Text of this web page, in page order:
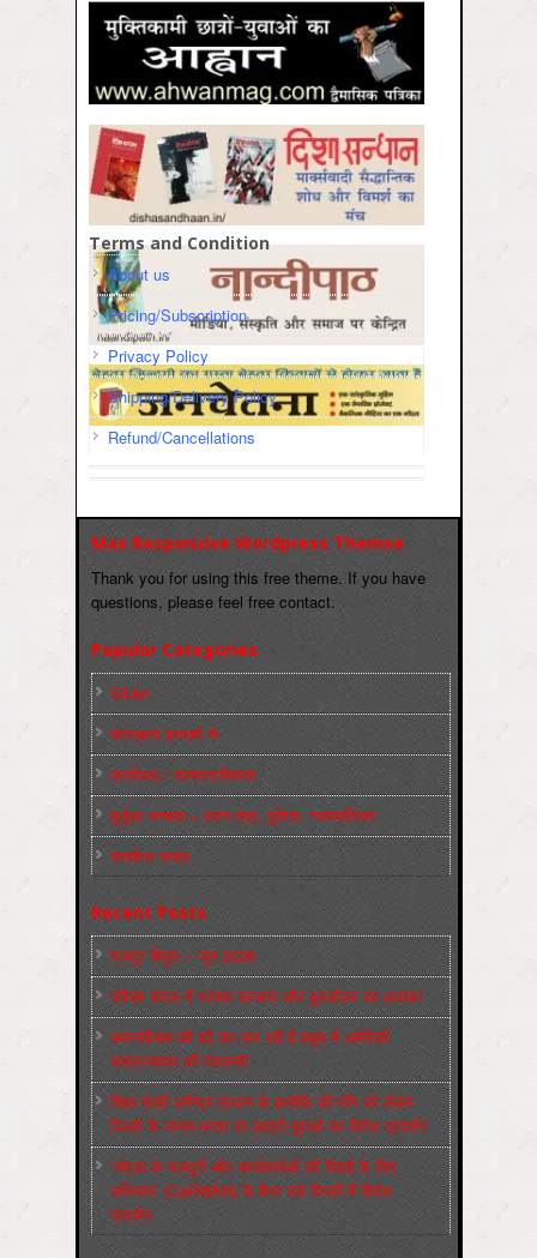
Terms and Condition
About us
Pricing/Subscription
Privacy Policy
Shipping/Delivery Policy
Refund/Cancellations
Max Responsive Wordpress Themse
Thank you for using this free theme. If you have
questions, please feel free contact.
Popular Categories
Slider
कारख़ाना इलाक़ों से
फ़ासीवाद / साम्‍प्रदायिकता
बुर्जुआ जनवाद – दमन तंत्र, पुलिस, न्‍यायपालिका
संघर्षरत जनता
Recent Posts
मज़दूर बिगुल – जून 2026
पश्चिम बंगाल में भाजपा सरकार और बुलडोज़र का आतंक!
अमानवीयता की हदें पार कर रही है क्यूबा में अमेरिकी
साम्राज्यवाद की घेराबन्दी
शिक्षा मंत्री धर्मेन्द्र प्रधान के इस्तीफ़े की माँग को लेकर
दिल्ली के जन्तर-मन्तर पर छात्रों-युवाओं का विरोध प्रदर्शन
‘नोएडा के मज़दूरों और कार्यकर्ताओं की रिहाई के लिए
अभियान’ (CaRWAN) के बैनर तले दिल्ली में विरोध
प्रदर्शन